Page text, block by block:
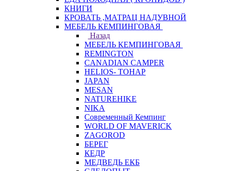
КНИГИ
КРОВАТЬ ,МАТРАЦ НАДУВНОЙ
МЕБЕЛЬ КЕМПИНГОВАЯ
Назад
МЕБЕЛЬ КЕМПИНГОВАЯ
REMINGTON
CANADIAN CAMPER
HELIOS- ТОНАР
JAPAN
MESAN
NATUREHIKE
NIKA
Современный Кемпинг
WORLD OF MAVERICK
ZAGOROD
БЕРЕГ
КЕДР
МЕДВЕДЬ ЕКБ